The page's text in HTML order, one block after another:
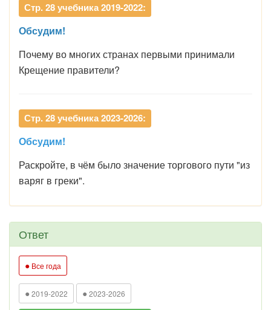
Стр. 28 учебника 2019-2022:
Обсудим!
Почему во многих странах первыми принимали
Крещение правители?
Стр. 28 учебника 2023-2026:
Обсудим!
Раскройте, в чём было значение торгового пути "из
варяг в греки".
Ответ
● Все года
● 2019-2022 ● 2023-2026